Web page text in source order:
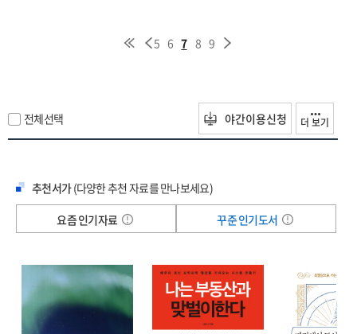
5 6 7 8 9
전체선택 야간이용신청 더 보기
추천서가(다양한 추천 자료를 만나보세요)
요즘 인기자료
꾸준 인기도서